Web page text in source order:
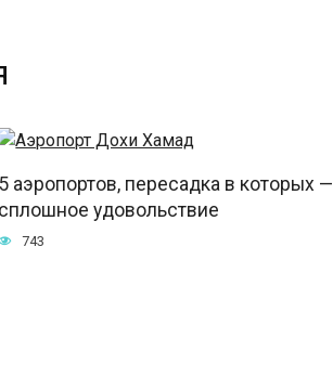
5 аэропортов, пересадка в которых —
сплошное удовольствие
743